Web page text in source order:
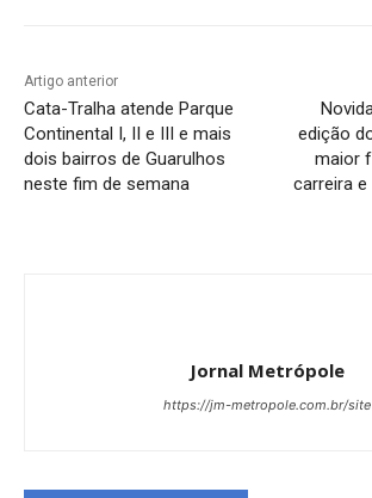
Artigo anterior
Cata-Tralha atende Parque
Continental I, II e III e mais
dois bairros de Guarulhos
neste fim de semana
edição
maior
carreira
Jornal Metrópole
https://jm-metropole.com.br/site